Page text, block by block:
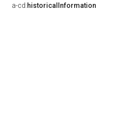
a-cd:historicalInformation